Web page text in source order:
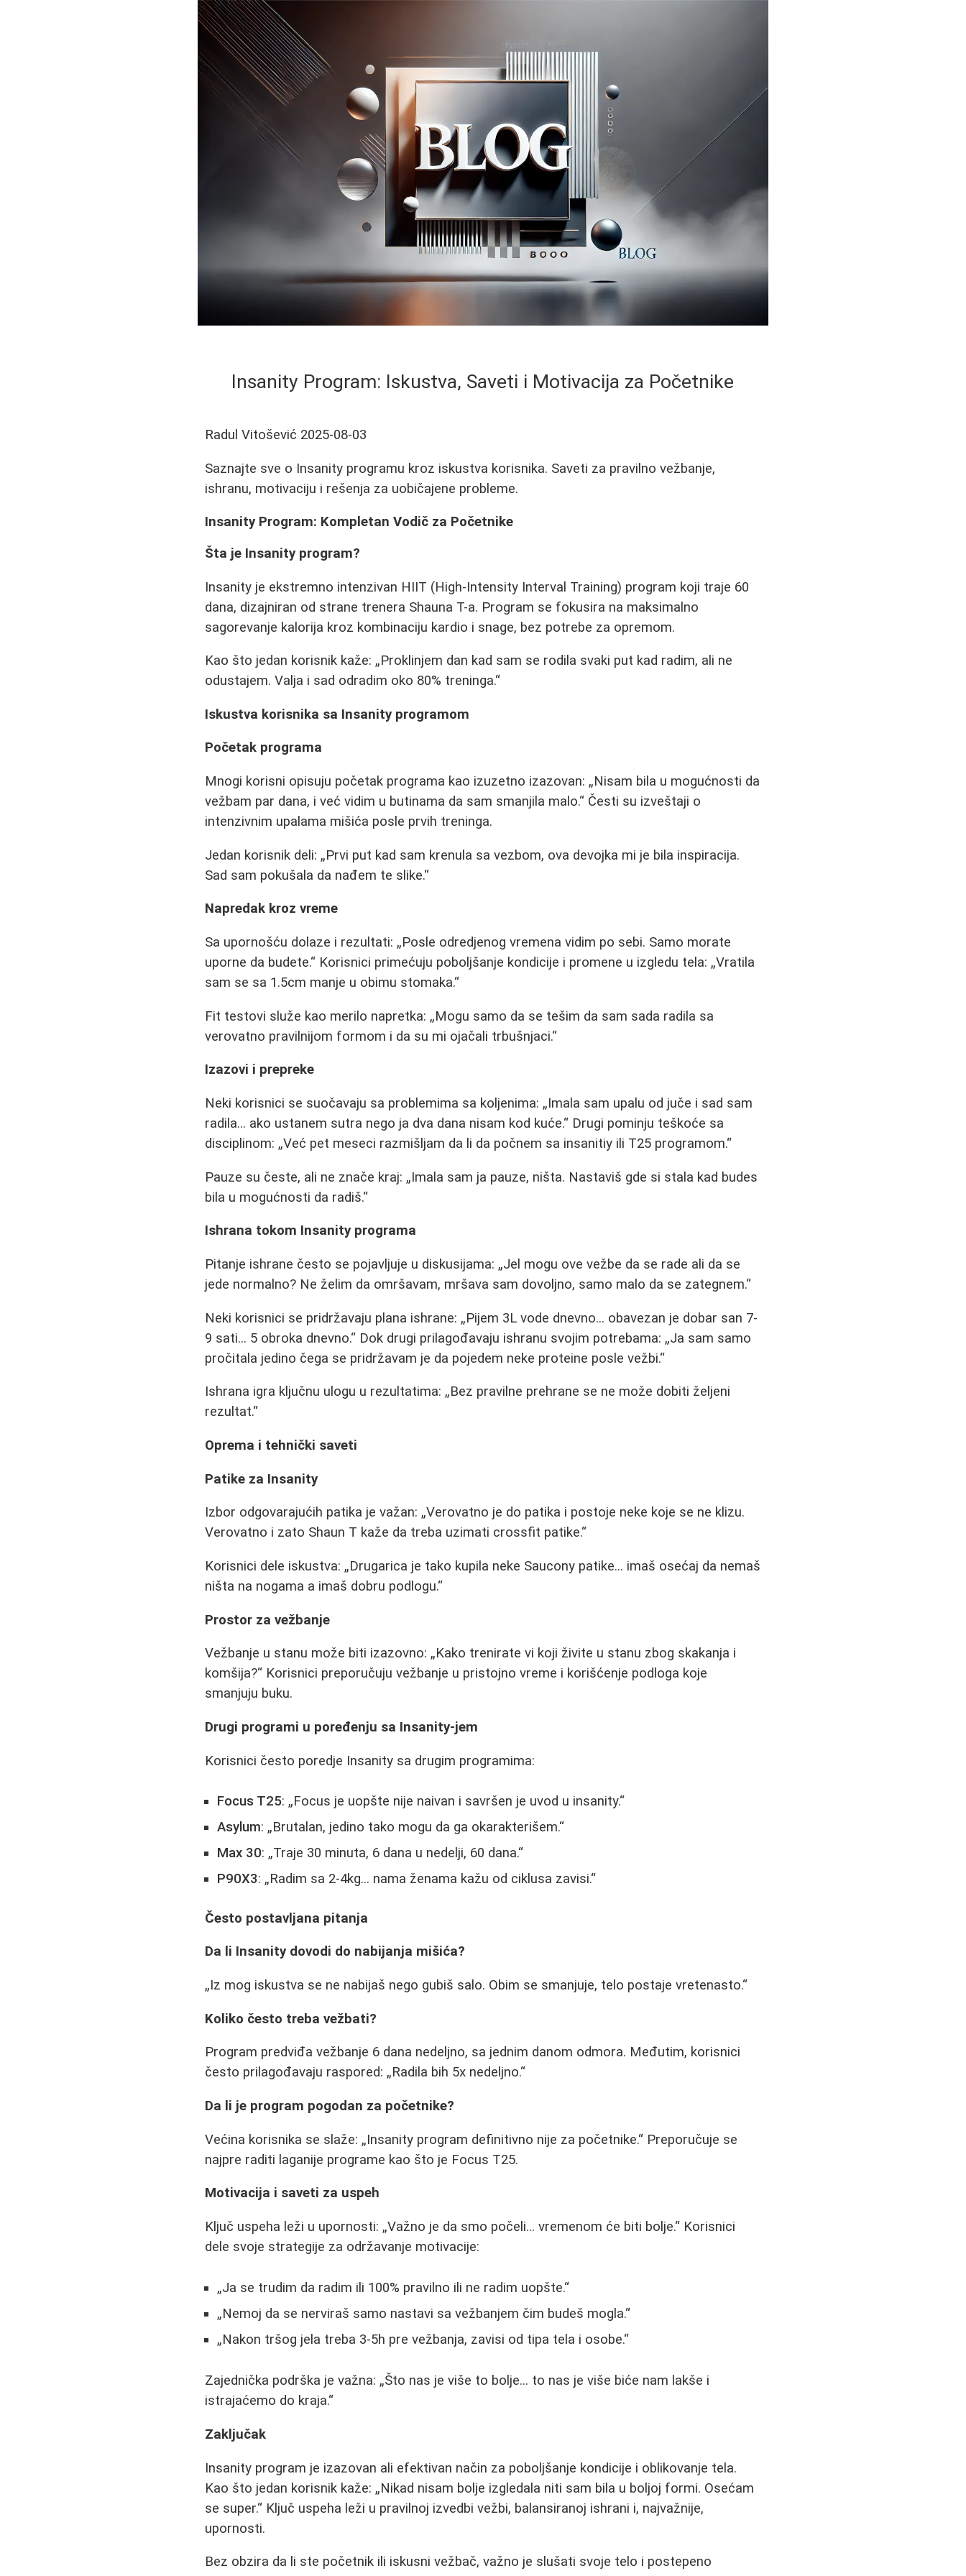
Insanity Program: Iskustva, Saveti i Motivacija za Početnike
Radul Vitošević 2025-08-03
Saznajte sve o Insanity programu kroz iskustva korisnika. Saveti za pravilno vežbanje,
ishranu, motivaciju i rešenja za uobičajene probleme.
Insanity Program: Kompletan Vodič za Početnike
Šta je Insanity program?
Insanity je ekstremno intenzivan HIIT (High-Intensity Interval Training) program koji traje 60
dana, dizajniran od strane trenera Shauna T-a. Program se fokusira na maksimalno
sagorevanje kalorija kroz kombinaciju kardio i snage, bez potrebe za opremom.
Kao što jedan korisnik kaže:
Proklinjem dan kad sam se rodila svaki put kad radim, ali ne
odustajem. Valja i sad odradim oko 80% treninga.
Iskustva korisnika sa Insanity programom
Početak programa
Mnogi korisni opisuju početak programa kao izuzetno izazovan:
Nisam bila u mogućnosti da
vežbam par dana, i već vidim u butinama da sam smanjila malo. Česti su izveštaji o
intenzivnim upalama mišića posle prvih treninga.
Jedan korisnik deli:
Prvi put kad sam krenula sa vezbom, ova devojka mi je bila inspiracija.
Sad sam pokušala da nađem te slike.
Napredak kroz vreme
Sa upornošću dolaze i rezultati:
Posle odredjenog vremena vidim po sebi. Samo morate
uporne da budete.
Korisnici primećuju poboljšanje kondicije i promene u izgledu tela: Vratila
sam se sa 1.5cm manje u obimu stomaka.
Fit testovi služe kao merilo napretka:
Mogu samo da se tešim da sam sada radila sa
verovatno pravilnijom formom i da su mi ojačali trbušnjaci.
Izazovi i prepreke
Neki korisnici se suočavaju sa problemima sa koljenima:
Imala sam upalu od juče i sad sam
radila... ako ustanem sutra nego ja dva dana nisam kod kuće.
Drugi pominju teškoće sa
disciplinom: Već pet meseci razmišljam da li da počnem sa insanitiy ili T25 programom.
Pauze su česte, ali ne znače kraj:
Imala sam ja pauze, ništa. Nastaviš gde si stala kad budes
bila u mogućnosti da radiš.
Ishrana tokom Insanity programa
Pitanje ishrane često se pojavljuje u diskusijama:
Jel mogu ove vežbe da se rade ali da se
jede normalno? Ne želim da omršavam, mršava sam dovoljno, samo malo da se zategnem.
Neki korisnici se pridržavaju plana ishrane:
Pijem 3L vode dnevno... obavezan je dobar san 7-
9 sati... 5 obroka dnevno.
Dok drugi prilagođavaju ishranu svojim potrebama:
Ja sam samo
pročitala jedino čega se pridržavam je da pojedem neke proteine posle vežbi.
Ishrana igra ključnu ulogu u rezultatima:
Bez pravilne prehrane se ne može dobiti željeni
rezultat.
Oprema i tehnički saveti
Patike za Insanity
Izbor odgovarajućih patika je važan: Verovatno je do patika i postoje neke koje se ne klizu.
Verovatno i zato Shaun T kaže da treba uzimati crossfit patike.
Korisnici dele iskustva:
Drugarica je tako kupila neke Saucony patike... imaš osećaj da nemaš
ništa na nogama a imaš dobru podlogu.
Prostor za vežbanje
Vežbanje u stanu može biti izazovno:
Kako trenirate vi koji živite u stanu zbog skakanja i
komšija?
Korisnici preporučuju vežbanje u pristojno vreme i korišćenje podloga koje
smanjuju buku.
Drugi programi u poređenju sa Insanity-jem
Korisnici često poredje Insanity sa drugim programima:
Focus T25:
Focus je uopšte nije naivan i savršen je uvod u insanity.
Asylum:
Brutalan, jedino tako mogu da ga okarakterišem.
Max 30:
Traje 30 minuta, 6 dana u nedelji, 60 dana.
P90X3: Radim sa 2-4kg... nama ženama kažu od ciklusa zavisi.
Često postavljana pitanja
Da li Insanity dovodi do nabijanja mišića?
Iz mog iskustva se ne nabijaš nego gubiš salo. Obim se smanjuje, telo postaje vretenasto.
Koliko često treba vežbati?
Program predviđa vežbanje 6 dana nedeljno, sa jednim danom odmora. Međutim, korisnici
često prilagođavaju raspored:
Radila bih 5x nedeljno.
Da li je program pogodan za početnike?
Većina korisnika se slaže: Insanity program definitivno nije za početnike.
Preporučuje se
najpre raditi laganije programe kao što je Focus T25.
Motivacija i saveti za uspeh
Ključ uspeha leži u upornosti: Važno je da smo počeli... vremenom će biti bolje.
Korisnici
dele svoje strategije za održavanje motivacije:
Ja se trudim da radim ili 100% pravilno ili ne radim uopšte.
Nemoj da se nerviraš samo nastavi sa vežbanjem čim budeš mogla.
Nakon tršog jela treba 3-5h pre vežbanja, zavisi od tipa tela i osobe.
Zajednička podrška je važna:
Što nas je više to bolje... to nas je više biće nam lakše i
istrajaćemo do kraja.
Zaključak
Insanity program je izazovan ali efektivan način za poboljšanje kondicije i oblikovanje tela.
Kao što jedan korisnik kaže:
Nikad nisam bolje izgledala niti sam bila u boljoj formi. Osećam
se super.
Ključ uspeha leži u pravilnoj izvedbi vežbi, balansiranoj ishrani i, najvažnije,
upornosti.
Bez obzira da li ste početnik ili iskusni vežbač, važno je slušati svoje telo i postepeno